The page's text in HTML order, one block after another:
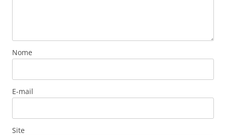
Nome
E-mail
Site